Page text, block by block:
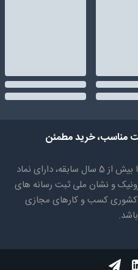
مناسب، خرید مطمئن
با بیش از 5 سال سابقه، دارای نماد
و نشان ملی ثبت رسانه های
کشوری کسب و کارهای مجازی